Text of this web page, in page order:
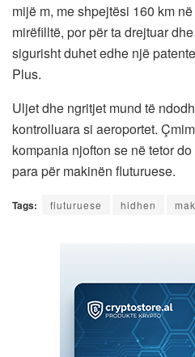
mijë m, me shpejtësi 160 km
mirëfilltë, por për ta drejtuar
sigurisht duhet edhe një
Plus.
Uljet dhe ngritjet mund të
kontrolluara si aeroportet.
kompania njofton se në tetor
para për makinën fluturuese.
Tags: fluturuese hidhen